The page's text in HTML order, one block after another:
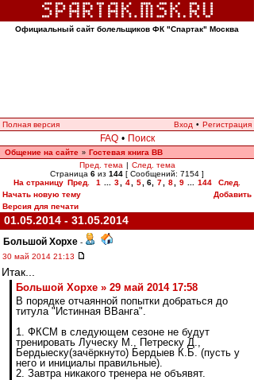
Официальный сайт болельщиков ФК "Спартак" Москва
Полная версия Вход • Регистрация
FAQ • Поиск
Общение на сайте » Гостевая книга ВВ
Пред. тема | След. тема
Страница 6 из 144 [ Сообщений: 7154 ]
На страницу Пред. 1 3 4 5 6 7 8 9 144
След.
Начать новую тему
Добавить
Версия для печати
01.05.2014 - 31.05.2014
Большой Хорхе -
30 май 2014 21:13
Итак...
Большой Хорхе » 29 май 2014 17:58
В порядке отчаянной попытки добраться до
титула "Истинная ВВанга".
1. ФКСМ в следующем сезоне не будут
тренировать Луческу М., Петреску Д.,
Бердыеску(зачёркнуто) Бердыев К.Б. (пусть у
него и инициалы правильные).
2. Завтра никакого тренера не объявят.